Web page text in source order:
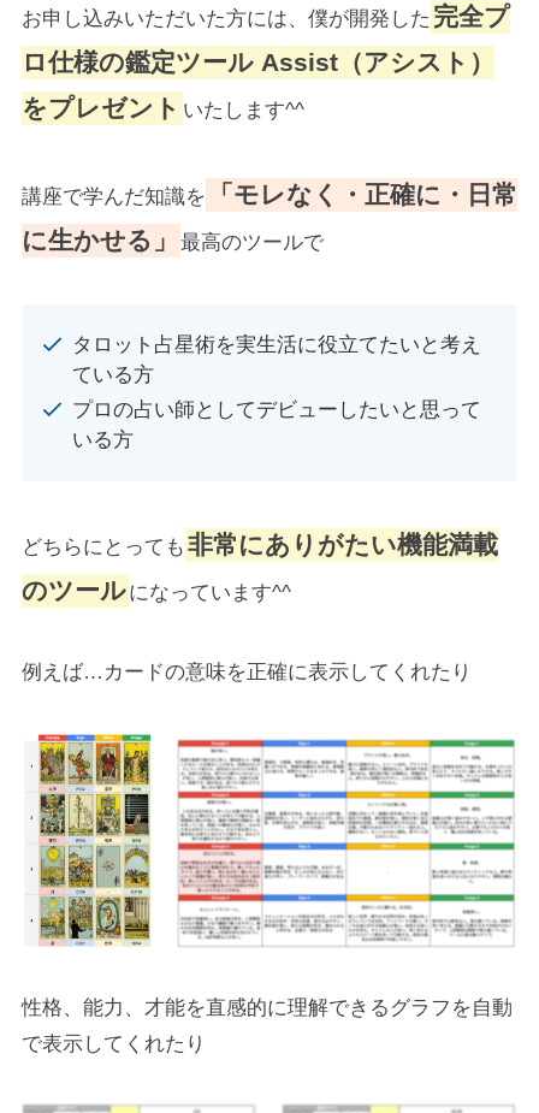
お申し込みいただいた方には、僕が開発した 完全プ
ロ仕様の鑑定ツール Assist（アシスト）
をプレゼント いたします^^
講座で学んだ知識を
「モレなく・正確に・日常
に生かせる」
最高のツールで
タロット占星術を実生活に役立てたいと考え
ている方
プロの占い師としてデビューしたいと思って
いる方
どちらにとっても 非常にありがたい機能満載
のツールになっています^^
例えば…カードの意味を正確に表示してくれたり
性格、能力、才能を直感的に理解できるグラフを自動
で表示してくれたり